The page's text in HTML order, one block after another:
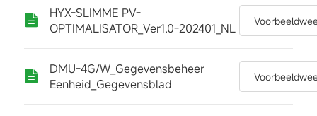
HYX-SLIMME PV-
OPTIMALISATOR_Ver1.0-202401_NL
DMU-4G/W_Gegevensbeheer
Eenheid_Gegevensblad